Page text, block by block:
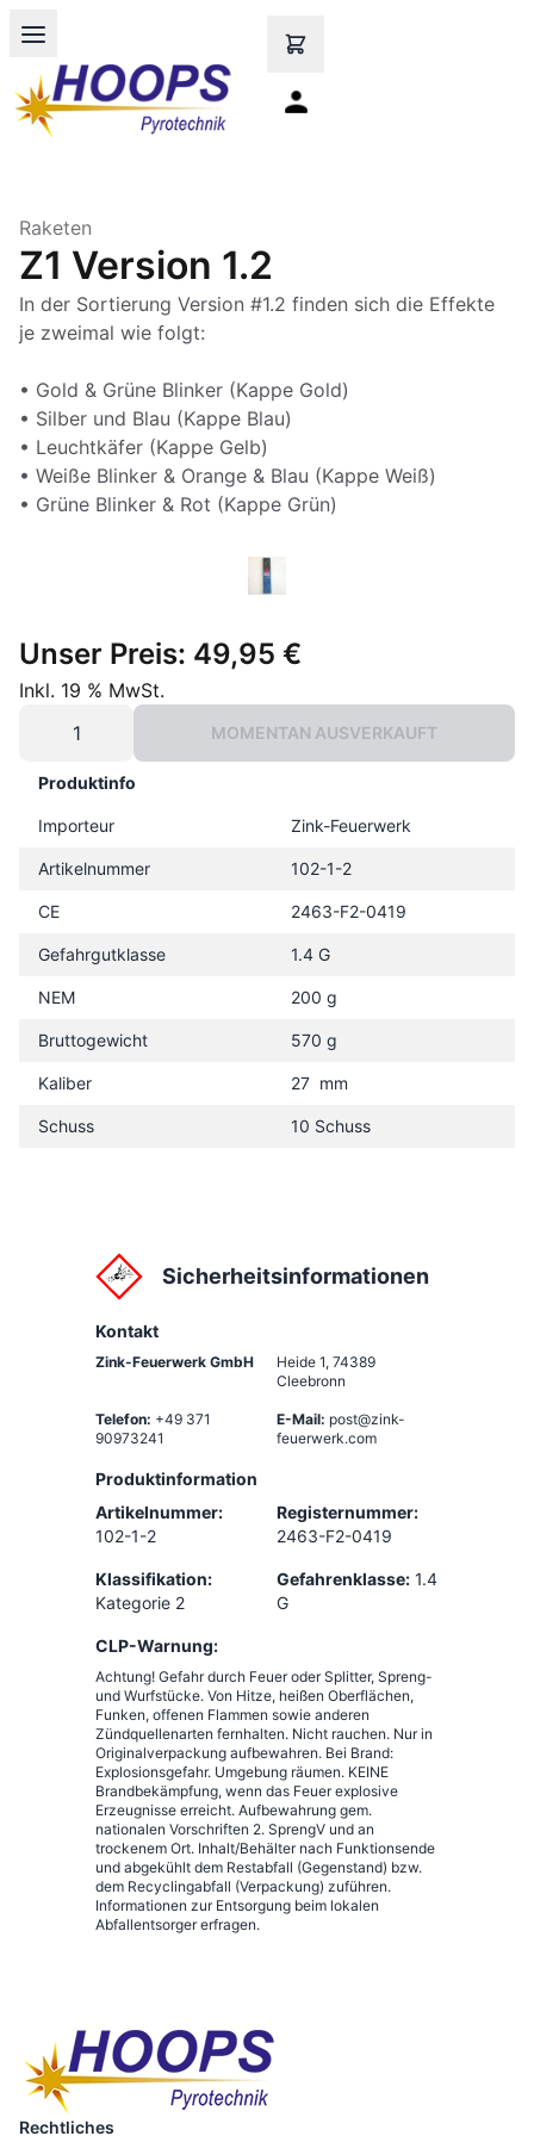
Open main menu
Raketen
Z1 Version 1.2
In der Sortierung Version #1.2 finden sich die Effekte
je zweimal wie folgt:
• Gold & Grüne Blinker (Kappe Gold)
• Silber und Blau (Kappe Blau)
• Leuchtkäfer (Kappe Gelb)
• Weiße Blinker & Orange & Blau (Kappe Weiß)
• Grüne Blinker & Rot (Kappe Grün)
Unser Preis: 49,95 €
Inkl. 19 % MwSt.
MOMENTAN AUSVERKAUFT
Produktinfo
Importeur Zink-Feuerwerk
Artikelnummer 102-1-2
CE 2463-F2-0419
Gefahrgutklasse 1.4 G
NEM 200 g
Bruttogewicht 570 g
Kaliber 27 mm
Schuss 10 Schuss
Sicherheitsinformationen
Kontakt
Zink-Feuerwerk GmbH Heide 1, 74389
Cleebronn
Telefon: +49 371
90973241
E-Mail: post@zink-
feuerwerk.com
Produktinformation
Artikelnummer:
102-1-2
Registernummer:
2463-F2-0419
Klassifikation:
Kategorie 2
Gefahrenklasse: 1.4
G
CLP-Warnung:
Achtung! Gefahr durch Feuer oder Splitter, Spreng-
und Wurfstücke. Von Hitze, heißen Oberflächen,
Funken, offenen Flammen sowie anderen
Zündquellenarten fernhalten. Nicht rauchen. Nur in
Originalverpackung aufbewahren. Bei Brand:
Explosionsgefahr. Umgebung räumen. KEINE
Brandbekämpfung, wenn das Feuer explosive
Erzeugnisse erreicht. Aufbewahrung gem.
nationalen Vorschriften 2. SprengV und an
trockenem Ort. Inhalt/Behälter nach Funktionsende
und abgekühlt dem Restabfall (Gegenstand) bzw.
dem Recyclingabfall (Verpackung) zuführen.
Informationen zur Entsorgung beim lokalen
Abfallentsorger erfragen.
Rechtliches